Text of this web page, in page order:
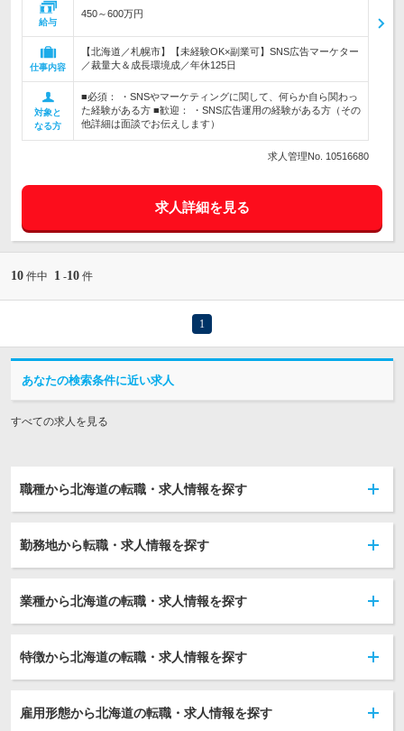
給与
450～600万円
仕事内容
【北海道／札幌市】【未経験OK×副業可】SNS広告マーケター
／裁量大＆成長環境成／年休125日
対象と
なる方
■必須： ・SNSやマーケティングに関して、何らか自ら関わっ
た経験がある方 ■歓迎： ・SNS広告運用の経験がある方（その
他詳細は面談でお伝えします）
求人管理No. 10516680
求人詳細を見る
10 件中 1 -10 件
1
あなたの検索条件に近い求人
すべての求人を見る
職種から北海道の転職・求人情報を探す
勤務地から転職・求人情報を探す
業種から北海道の転職・求人情報を探す
特徴から北海道の転職・求人情報を探す
雇用形態から北海道の転職・求人情報を探す